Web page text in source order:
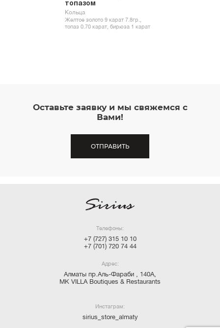
топазом
Кольца
Желтое золото 9 карат 7.8гр.,
топаз 0.70 карат, бирюза 1 карат
Оставьте заявку и мы свяжемся с
Вами!
ОТПРАВИТЬ
Телефоны:
+7 (727) 315 10 10
+7 (701) 720 74 44
Адрес:
Алматы пр.Аль-Фараби , 140А,
MK VILLA Boutiques & Restaurants
Инстаграм:
sirius_store_almaty